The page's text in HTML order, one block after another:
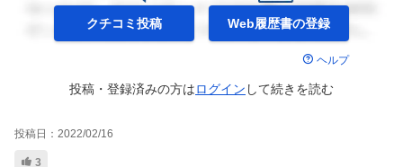
クチコミ投稿 Web履歴書の登録
ヘルプ
投稿・登録済みの方はログイン して続きを読む
投稿日： 2022/02/16
3